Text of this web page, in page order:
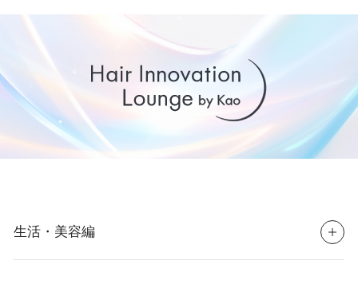
生活・美容編